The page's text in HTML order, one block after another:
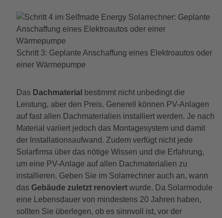
Schritt 3: Geplante Anschaffung eines Elektroautos oder
einer Wärmepumpe
Das Dachmaterial bestimmt nicht unbedingt die
Leistung, aber den Preis. Generell können PV-Anlagen
auf fast allen Dachmaterialien installiert werden. Je nach
Material variiert jedoch das Montagesystem und damit
der Installationsaufwand. Zudem verfügt nicht jede
Solarfirma über das nötige Wissen und die Erfahrung,
um eine PV-Anlage auf allen Dachmaterialien zu
installieren. Geben Sie im Solarrechner auch an, wann
das Gebäude zuletzt renoviertwurde. Da Solarmodule
eine Lebensdauer von mindestens 20 Jahren haben,
sollten Sie überlegen, ob es sinnvoll ist, vor der